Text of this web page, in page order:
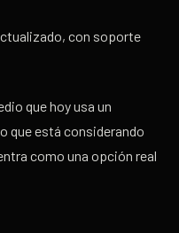
con soporte
que hoy usa un
que está considerando
como una opción real